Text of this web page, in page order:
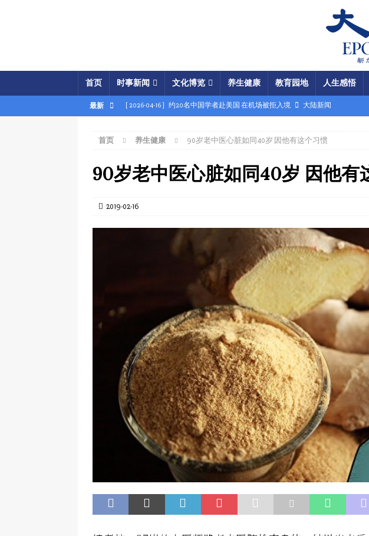
首页 时事新闻 文化博览 养生健康 教育园地 人生感悟
最新 [ 2026-04-16 ] 约20名中国学者赴美国 在机场被拒入境 大陆新闻
[ 2026-04-15 ] 伊朗被曝密购中共间谍卫星 瞄准美军基地 国际新闻
[ 2026-04-15 ] 【时事金扫描】四艘中国油轮闯关记 美军结盟控制马六甲海峡
专家：美军军事胜利牵动中共军中震荡 国际新闻
[ 2026-04-02 ]
[ 2026-04-02 ] 【时事金扫描】美军炸平“美国大使馆”美载人飞船重返月球
美破獲大規模禮品卡詐騙 贓款成中共軍費 国际新闻
首页 养生健康 90岁老中医心脏如同40岁 因他有这个习惯
90岁老中医心脏如同40岁 因他有
2019-02-16